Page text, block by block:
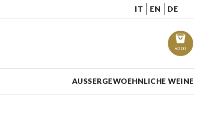
IT EN DE
€0.00
AUSSERGEWOEHNLICHE WEINE